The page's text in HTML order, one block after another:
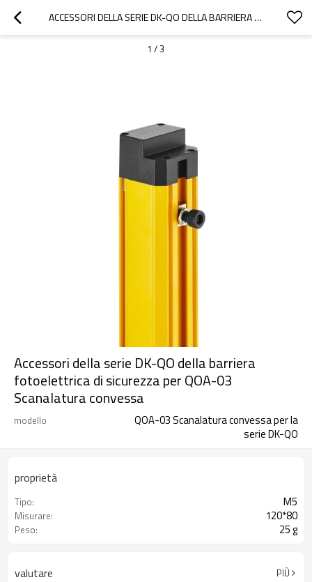
ACCESSORI DELLA SERIE DK-QO DELLA BARRIERA FOTOELETTRICA DI SICUREZZA PER QOA-03 SCANALATURA CONVESSA
1 /3
Accessori della serie DK-QO della barriera
fotoelettrica di sicurezza per QOA-03
Scanalatura convessa
modello
QOA-03 Scanalatura convessa per la
serie DK-QO
proprietà
Tipo: M5
Misurare: 120*80
Peso: 25 g
valutare PIÙ